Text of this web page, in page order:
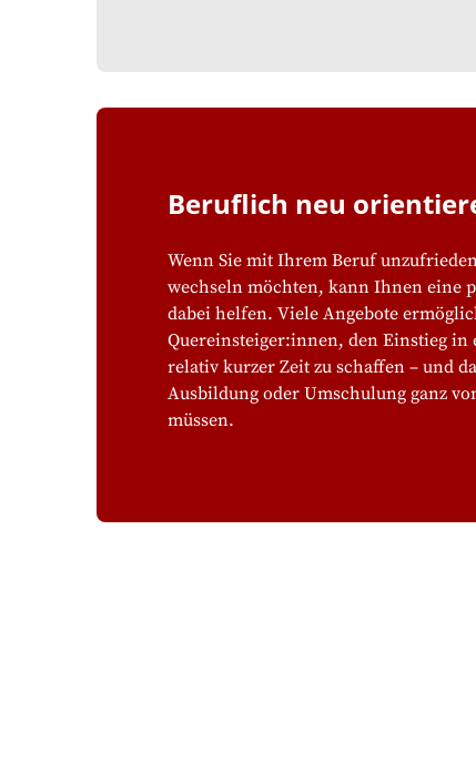
Beruflich neu
Wenn Sie mit Ihrem Beruf
wechseln möchten, kann Ihnen eine
dabei helfen. Viele Angebote
Quereinsteiger:innen, den Einstieg in
relativ kurzer Zeit zu schaffen – und
Ausbildung oder Umschulung ganz
müssen.